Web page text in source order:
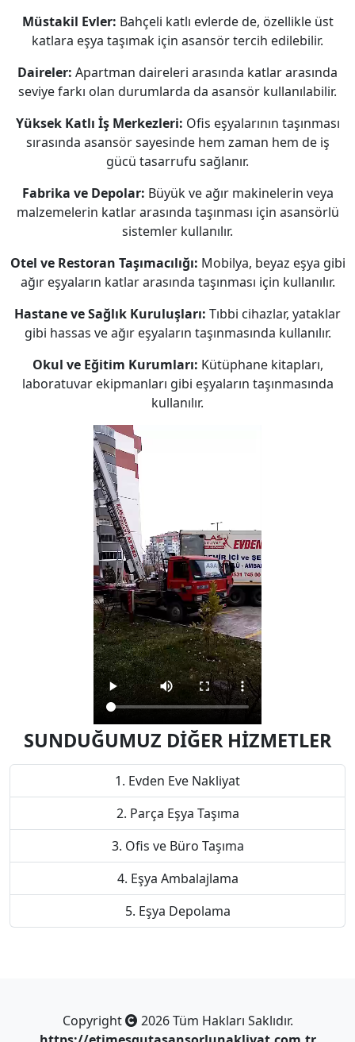
Müstakil Evler: Bahçeli katlı evlerde de, özellikle üst
katlara eşya taşımak için asansör tercih edilebilir.
Daireler: Apartman daireleri arasında katlar arasında
seviye farkı olan durumlarda da asansör kullanılabilir.
Yüksek Katlı İş Merkezleri: Ofis eşyalarının taşınması
sırasında asansör sayesinde hem zaman hem de iş
gücü tasarrufu sağlanır.
Fabrika ve Depolar: Büyük ve ağır makinelerin veya
malzemelerin katlar arasında taşınması için asansörlü
sistemler kullanılır.
Otel ve Restoran Taşımacılığı: Mobilya, beyaz eşya gibi
ağır eşyaların katlar arasında taşınması için kullanılır.
Hastane ve Sağlık Kuruluşları: Tıbbi cihazlar, yataklar
gibi hassas ve ağır eşyaların taşınmasında kullanılır.
Okul ve Eğitim Kurumları: Kütüphane kitapları,
laboratuvar ekipmanları gibi eşyaların taşınmasında
kullanılır.
SUNDUĞUMUZ DİĞER HİZMETLER
Evden Eve Nakliyat
Parça Eşya Taşıma
Ofis ve Büro Taşıma
Eşya Ambalajlama
Eşya Depolama
Copyright
2026 Tüm Hakları Saklıdır.